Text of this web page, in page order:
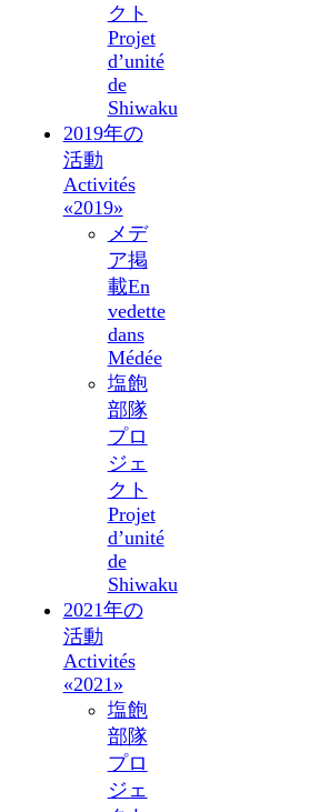
クト
Projet
d’unité
de
Shiwaku
2019年の
活動
Activités
«2019»
メデ
ア掲
載En
vedette
dans
Médée
塩飽
部隊
プロ
ジェ
クト
Projet
d’unité
de
Shiwaku
2021年の
活動
Activités
«2021»
塩飽
部隊
プロ
ジェ